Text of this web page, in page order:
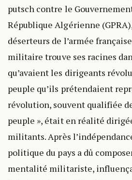
putsch contre le
République Algérienne
déserteurs de l’armée
militaire trouve ses racines
qu’avaient les dirigeants
peuple qu’ils prétendaient
révolution, souvent qualifiée
peuple », était en réalité
militants. Après
politique du pays a dû
mentalité militariste,